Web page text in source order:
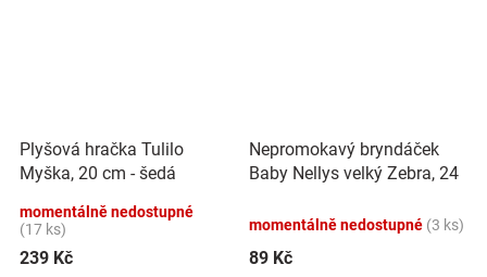
Plyšová hračka Tulilo
Myška, 20 cm - šedá
momentálně nedostupné
(17 ks)
239 Kč
Nepromokavý bryndáček
Baby Nellys velký Zebra, 24
momentálně nedostupné (3 ks)
89 Kč